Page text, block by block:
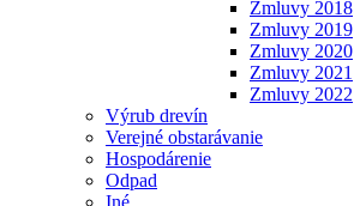
Zmluvy 2018
Zmluvy 2019
Zmluvy 2020
Zmluvy 2021
Zmluvy 2022
Výrub drevín
Verejné obstarávanie
Hospodárenie
Odpad
Iné